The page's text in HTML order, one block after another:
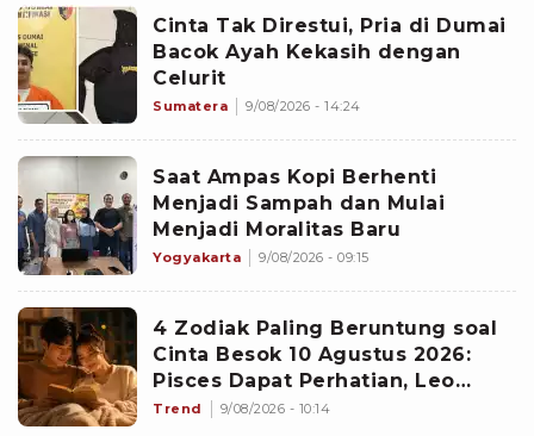
Cinta Tak Direstui, Pria di Dumai
Bacok Ayah Kekasih dengan
Celurit
Sumatera 9/08/2026 - 14:24
Saat Ampas Kopi Berhenti
Menjadi Sampah dan Mulai
Menjadi Moralitas Baru
Yogyakarta 9/08/2026 - 09:15
4 Zodiak Paling Beruntung soal
Cinta Besok 10 Agustus 2026:
Pisces Dapat Perhatian, Leo
Makin Dekat dengan Si Dia
Trend 9/08/2026 - 10:14